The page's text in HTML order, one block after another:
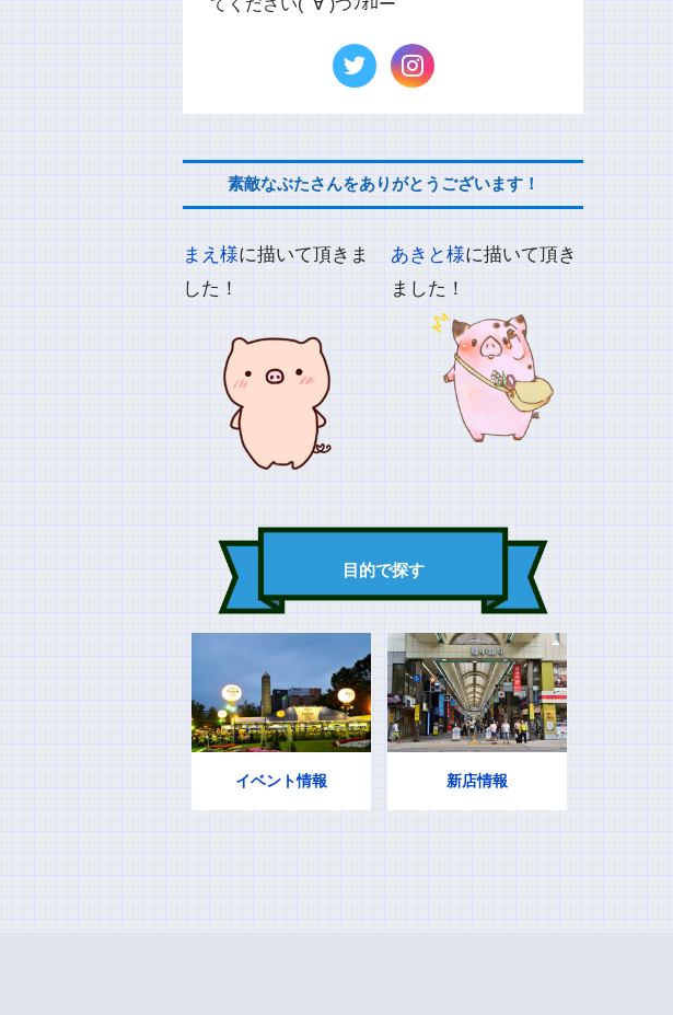
素敵なぶたさんをありがとうございます！
まえ様に描いて頂きま
した！
あきと様に描いて頂き
ました！
目的で探す
イベント情報 新店情報